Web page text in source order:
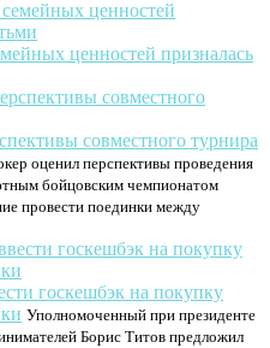
ценностей призналась
совместного турнира
оценил перспективы проведения
бойцовским чемпионатом
провести поединки между
госкешбэк на покупку
Уполномоченный при президенте
Борис Титов предложил